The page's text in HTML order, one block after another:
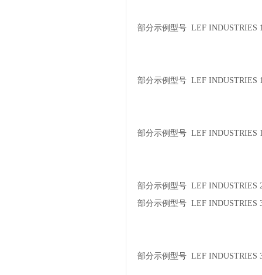
部分示例型号 LEF INDUSTRIES
部分示例型号 LEF INDUSTRIES
部分示例型号 LEF INDUSTRIES
部分示例型号 LEF INDUSTRIES
部分示例型号 LEF INDUSTRIES
部分示例型号 LEF INDUSTRIES